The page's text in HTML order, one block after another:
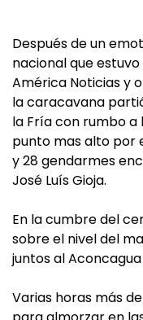
Después de un
nacional que
América Noticias y
la caracavana
la Fría con rumbo a
punto mas alto por
y 28 gendarmes
José Luís Gioja.
En la cumbre del
sobre el nivel del
juntos al
Varias horas más